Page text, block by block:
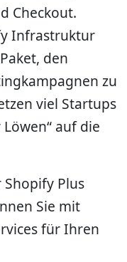
Checkout.
Infrastruktur
den
zu
viel Startups
auf die
Plus
Sie mit
für Ihren